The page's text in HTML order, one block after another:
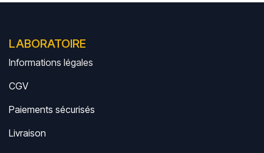
LABORATOIRE
Informations légales
CGV
Paiements sécurisés
Livraison